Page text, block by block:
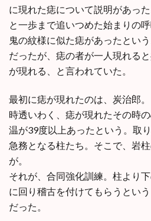
に現れた痣について説明があっ
と一歩まで追いつめた始まりの
鬼の紋様に似た痣があったとい
だったが、痣の者が一人現れる
が現れる、と言われていた。
最初に痣が現れたのは、炭治郎
時透いわく、痣が現れたその時
温が39度以上あったという。取
急務となる柱たち。そこで、岩
が。
それが、合同強化訓練。柱より
に回り稽古を付けてもらうとい
だった。